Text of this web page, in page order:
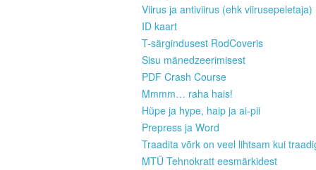
Viirus ja antiviirus (ehk viirusepeletaja)
ID kaart
T-särgindusest RodCoveris
Sisu mänedzeerimisest
PDF Crash Course
Mmmm… raha hais!
Hüpe ja hype, haip ja ai-pii
Prepress ja Word
Traadita võrk on veel lihtsam kui
MTÜ Tehnokratt eesmärkidest